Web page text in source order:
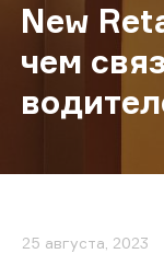
New
чем
25 августа, 2023